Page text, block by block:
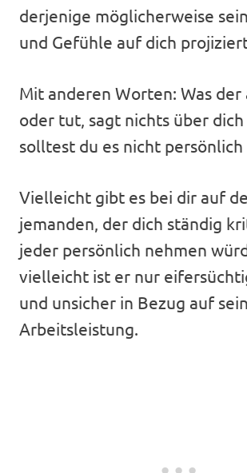
derjenige möglicherweise
und Gefühle auf dich
Mit anderen Worten: Was der
oder tut, sagt nichts über dich
solltest du es nicht persönlich
Vielleicht gibt es bei dir auf
jemanden, der dich ständig
jeder persönlich nehmen
vielleicht ist er nur
und unsicher in Bezug auf
Arbeitsleistung.